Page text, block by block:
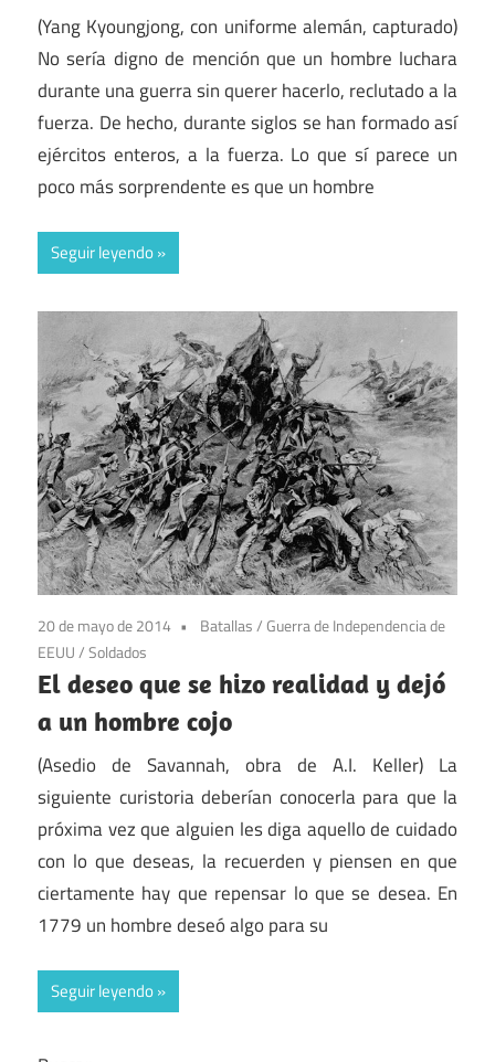
(Yang Kyoungjong, con uniforme alemán, capturado)
No sería digno de mención que un hombre luchara
durante una guerra sin querer hacerlo, reclutado a la
fuerza. De hecho, durante siglos se han formado así
ejércitos enteros, a la fuerza. Lo que sí parece un
poco más sorprendente es que un hombre
Seguir leyendo
20 de mayo de 2014 Batallas/Guerra de Independencia de
EEUU/Soldados
El deseo que se hizo realidad y dejó
a un hombre cojo
(Asedio de Savannah, obra de A.I. Keller) La
siguiente curistoria deberían conocerla para que la
próxima vez que alguien les diga aquello de cuidado
con lo que deseas, la recuerden y piensen en que
ciertamente hay que repensar lo que se desea. En
1779 un hombre deseó algo para su
Seguir leyendo